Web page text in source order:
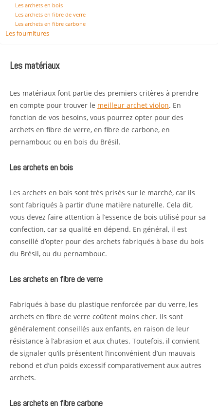
Les archets en bois
Les archets en fibre de verre
Les archets en fibre carbone
Les fournitures
Les matériaux
Les matériaux font partie des premiers critères à prendre
en compte pour trouver le meilleur archet violon. En
fonction de vos besoins, vous pourrez opter pour des
archets en fibre de verre, en fibre de carbone, en
pernambouc ou en bois du Brésil.
Les archets en bois
Les archets en bois sont très prisés sur le marché, car ils
sont fabriqués à partir d’une matière naturelle. Cela dit,
vous devez faire attention à l’essence de bois utilisé pour sa
confection, car sa qualité en dépend. En général, il est
conseillé d’opter pour des archets fabriqués à base du bois
du Brésil, ou du pernambouc.
Les archets en fibre de verre
Fabriqués à base du plastique renforcée par du verre, les
archets en fibre de verre coûtent moins cher. Ils sont
généralement conseillés aux enfants, en raison de leur
résistance à l’abrasion et aux chutes. Toutefois, il convient
de signaler qu’ils présentent l’inconvénient d’un mauvais
rebond et d’un poids excessif comparativement aux autres
archets.
Les archets en fibre carbone